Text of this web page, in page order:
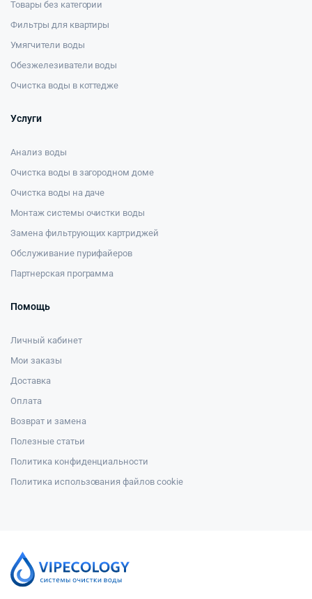
Товары без категории
Фильтры для квартиры
Умягчители воды
Обезжелезиватели воды
Очистка воды в коттедже
Услуги
Анализ воды
Очистка воды в загородном доме
Очистка воды на даче
Монтаж системы очистки воды
Замена фильтрующих картриджей
Обслуживание пурифайеров
Партнерская программа
Помощь
Личный кабинет
Мои заказы
Доставка
Оплата
Возврат и замена
Полезные статьи
Политика конфиденциальности
Политика использования файлов cookie